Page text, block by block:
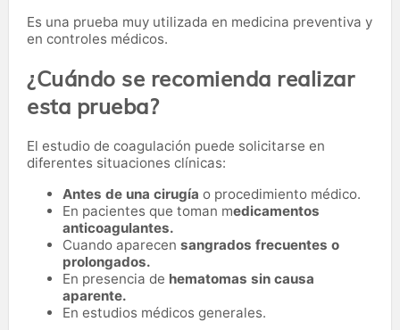
Es una prueba muy utilizada en medicina preventiva y
en controles médicos.
¿Cuándo se recomienda realizar
esta prueba?
El estudio de coagulación puede solicitarse en
diferentes situaciones clínicas:
Antes de una cirugía o procedimiento médico.
En pacientes que toman medicamentos
anticoagulantes.
Cuando aparecen sangrados frecuentes o
prolongados.
En presencia de hematomas sin causa
aparente.
En estudios médicos generales.